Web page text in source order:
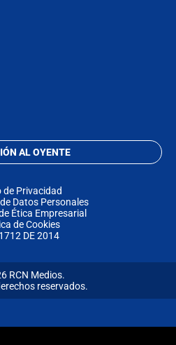
AL OYENTE
de Privacidad
Datos Personales
Ética Empresarial
de Cookies
DE 2014
RCN Medios.
reservados.